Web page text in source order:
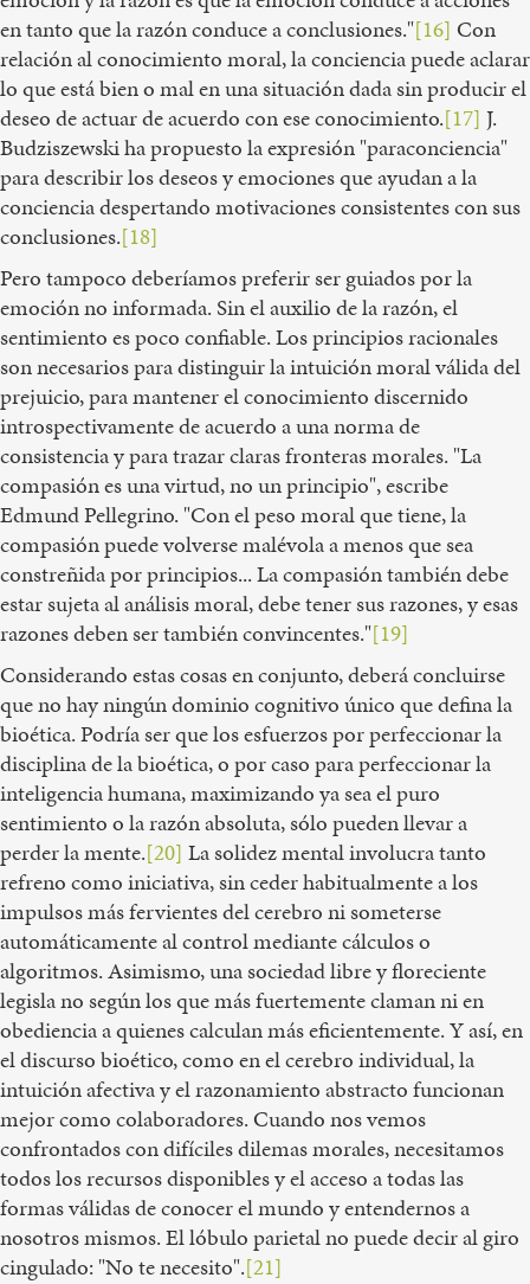
en tanto que la razón conduce a conclusiones."[16] Con
relación al conocimiento moral, la conciencia puede aclarar
lo que está bien o mal en una situación dada sin producir el
deseo de actuar de acuerdo con ese conocimiento.[17] J.
Budziszewski ha propuesto la expresión "paraconciencia"
para describir los deseos y emociones que ayudan a la
conciencia despertando motivaciones consistentes con sus
conclusiones.[18]
Pero tampoco deberíamos preferir ser guiados por la
emoción no informada. Sin el auxilio de la razón, el
sentimiento es poco confiable. Los principios racionales
son necesarios para distinguir la intuición moral válida del
prejuicio, para mantener el conocimiento discernido
introspectivamente de acuerdo a una norma de
consistencia y para trazar claras fronteras morales. "La
compasión es una virtud, no un principio", escribe
Edmund Pellegrino. "Con el peso moral que tiene, la
compasión puede volverse malévola a menos que sea
constreñida por principios... La compasión también debe
estar sujeta al análisis moral, debe tener sus razones, y esas
razones deben ser también convincentes."[19]
Considerando estas cosas en conjunto, deberá concluirse
que no hay ningún dominio cognitivo único que defina la
bioética. Podría ser que los esfuerzos por perfeccionar la
disciplina de la bioética, o por caso para perfeccionar la
inteligencia humana, maximizando ya sea el puro
sentimiento o la razón absoluta, sólo pueden llevar a
perder la mente.[20] La solidez mental involucra tanto
refreno como iniciativa, sin ceder habitualmente a los
impulsos más fervientes del cerebro ni someterse
automáticamente al control mediante cálculos o
algoritmos. Asimismo, una sociedad libre y floreciente
legisla no según los que más fuertemente claman ni en
obediencia a quienes calculan más eficientemente. Y así, en
el discurso bioético, como en el cerebro individual, la
intuición afectiva y el razonamiento abstracto funcionan
mejor como colaboradores. Cuando nos vemos
confrontados con difíciles dilemas morales, necesitamos
todos los recursos disponibles y el acceso a todas las
formas válidas de conocer el mundo y entendernos a
nosotros mismos. El lóbulo parietal no puede decir al giro
cingulado: "No te necesito".[21]